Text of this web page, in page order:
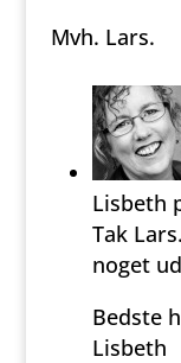
Mvh. Lars.
Lisbeth
Tak
noget
Bedste
Lisbeth